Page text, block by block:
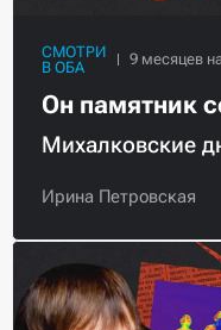
СМОТРИ
В ОБА
Он памятник
Михалковские
Ирина Петровская